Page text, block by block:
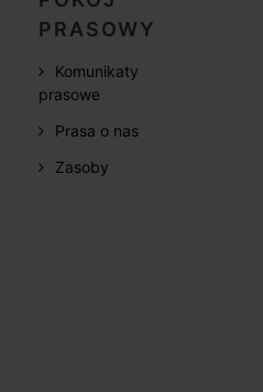
PRASOWY
Komunikaty
prasowe
Prasa o nas
Zasoby